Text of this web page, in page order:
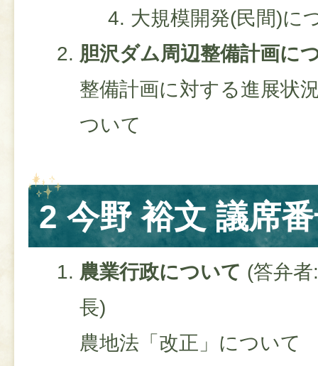
大規模開発(民間)に
胆沢ダム周辺整備計画に
整備計画に対する進展状
ついて
2 今野 裕文 議席
農業行政について (答弁
長)
農地法「改正」について